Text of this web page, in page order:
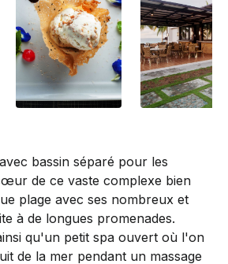
bassin séparé pour les
de ce vaste complexe bien
plage avec ses nombreux et
à de longues promenades.
qu'un petit spa ouvert où l'on
de la mer pendant un massage